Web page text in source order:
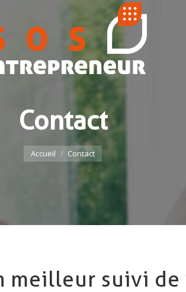
Contact
Vous êtes ici :
Accueil Contact
meilleur suivi de